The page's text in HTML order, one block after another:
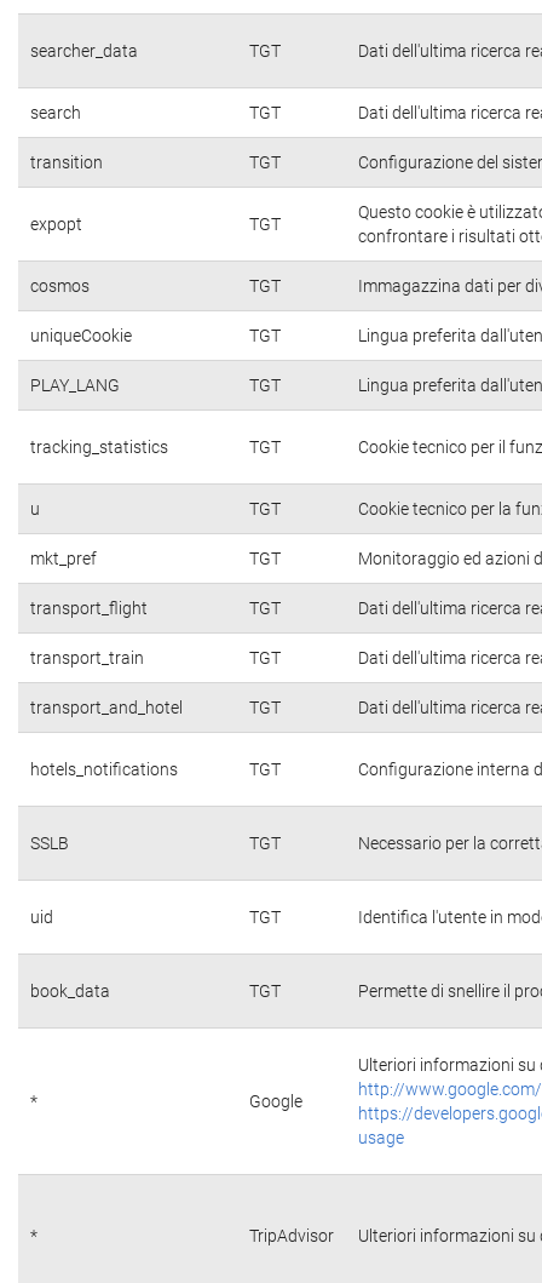
searcher_data TGT Dati dell'ultima ricerca
search TGT Dati dell'ultima ricerca
transition TGT Configurazione del
expopt TGT
Questo cookie è
confrontare i risultati
cosmos TGT Immagazzina dati per
uniqueCookie TGT Lingua preferita
PLAY_LANG TGT Lingua preferita
tracking_statistics TGT Cookie tecnico per il
u TGT Cookie tecnico per la
mkt_pref TGT Monitoraggio ed azioni
transport_flight TGT Dati dell'ultima ricerca
transport_train TGT Dati dell'ultima ricerca
transport_and_hotel TGT Dati dell'ultima ricerca
hotels_notifications TGT Configurazione interna
SSLB TGT Necessario per la
uid TGT Identifica l'utente in
book_data TGT Permette di snellire il
* Google
Ulteriori informazioni su
http://
https://
usage
* TripAdvisor Ulteriori informazioni